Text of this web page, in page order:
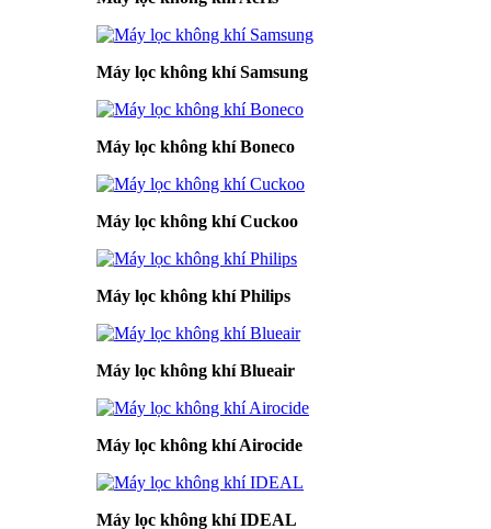
Máy lọc không khí Samsung
Máy lọc không khí Boneco
Máy lọc không khí Cuckoo
Máy lọc không khí Philips
Máy lọc không khí Blueair
Máy lọc không khí Airocide
Máy lọc không khí IDEAL